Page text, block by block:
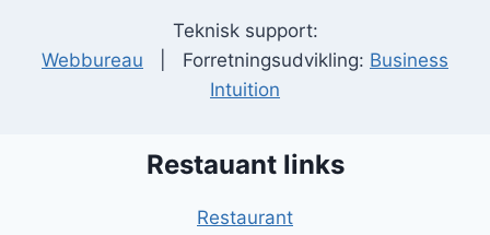
Teknisk support:
Webbureau | Forretningsudvikling: Business
Intuition
Restauant links
Restaurant